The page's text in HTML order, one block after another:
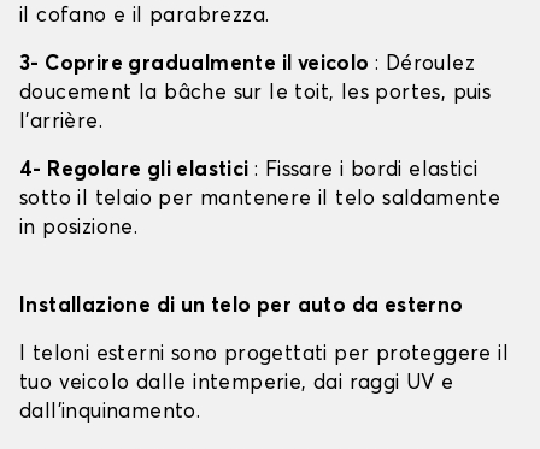
il cofano e il parabrezza.
3- Coprire gradualmente il veicolo : Déroulez
doucement la bâche sur le toit, les portes, puis
l'arrière.
4- Regolare gli elastici : Fissare i bordi elastici
sotto il telaio per mantenere il telo saldamente
in posizione.
Installazione di un telo per auto da esterno
I teloni esterni sono progettati per proteggere il
tuo veicolo dalle intemperie, dai raggi UV e
dall'inquinamento.